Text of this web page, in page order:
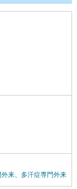
外来
多汗症専門外来